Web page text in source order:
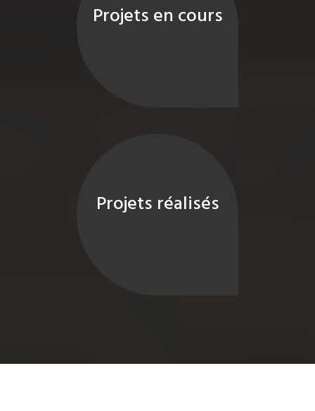
Projets en cours
Projets réalisés